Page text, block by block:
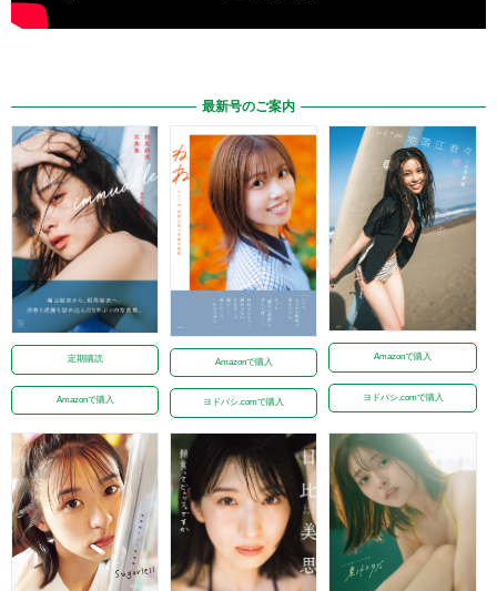
最新号のご案内
定期購読
Amazonで購入
Amazonで購入
ヨドバシ.comで購入
Amazonで購入
ヨドバシ.comで購入